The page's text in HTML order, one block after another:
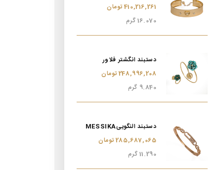
410,216,261 تومان
16.070 گرم
دستبند انگشتر فلاور
248,996,208 تومان
9.840 گرم
دستبند النگوییMESSIKA
285,687,065 تومان
11.290 گرم